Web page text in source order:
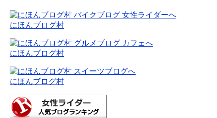
にほんブログ村
にほんブログ村
にほんブログ村